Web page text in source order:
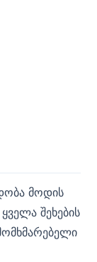
მოდის
შეხების